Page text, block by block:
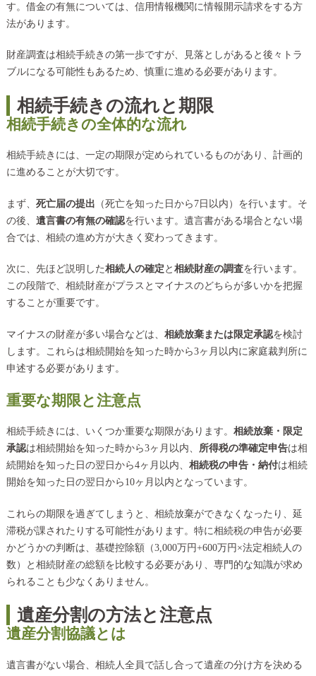
す。借金の有無については、信用情報機関に情報開示請求をする方
法があります。
財産調査は相続手続きの第一歩ですが、見落としがあると後々トラ
ブルになる可能性もあるため、慎重に進める必要があります。
相続手続きの流れと期限
相続手続きの全体的な流れ
相続手続きには、一定の期限が定められているものがあり、計画的
に進めることが大切です。
まず、 死亡届の提出 （死亡を知った日から7日以内）を行います。そ
の後、 遺言書の有無の確認を行います。遺言書がある場合とない場
合では、相続の進め方が大きく変わってきます。
次に、先ほど説明した相続人の確定 と 相続財産の調査を行います。
この段階で、相続財産がプラスとマイナスのどちらが多いかを把握
することが重要です。
マイナスの財産が多い場合などは、 相続放棄または限定承認を検討
します。これらは相続開始を知った時から3ヶ月以内に家庭裁判所に
申述する必要があります。
重要な期限と注意点
相続手続きには、いくつか重要な期限があります。 相続放棄・限定
承認は相続開始を知った時から3ヶ月以内、 所得税の準確定申告は相
続開始を知った日の翌日から4ヶ月以内、 相続税の申告・納付は相続
開始を知った日の翌日から10ヶ月以内となっています。
これらの期限を過ぎてしまうと、相続放棄ができなくなったり、延
滞税が課されたりする可能性があります。特に相続税の申告が必要
かどうかの判断は、基礎控除額（3,000万円+600万円×法定相続人の
数）と相続財産の総額を比較する必要があり、専門的な知識が求め
られることも少なくありません。
遺産分割の方法と注意点
遺産分割協議とは
遺言書がない場合、相続人全員で話し合って遺産の分け方を決める